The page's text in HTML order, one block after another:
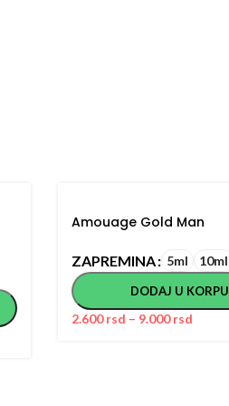
Amouage Gold Man
ZAPREMINA 5ml 10ml
DODAJ U KORPU
2.600rsd – 9.000rsd